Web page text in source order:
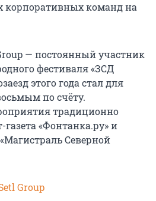
корпоративных команд на
— постоянный участник
фестиваля «ЗСД
этого года стал для
по счёту.
традиционно
«Фонтанка.ру» и
Северной
Group